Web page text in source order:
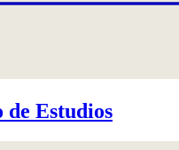
de Estudios